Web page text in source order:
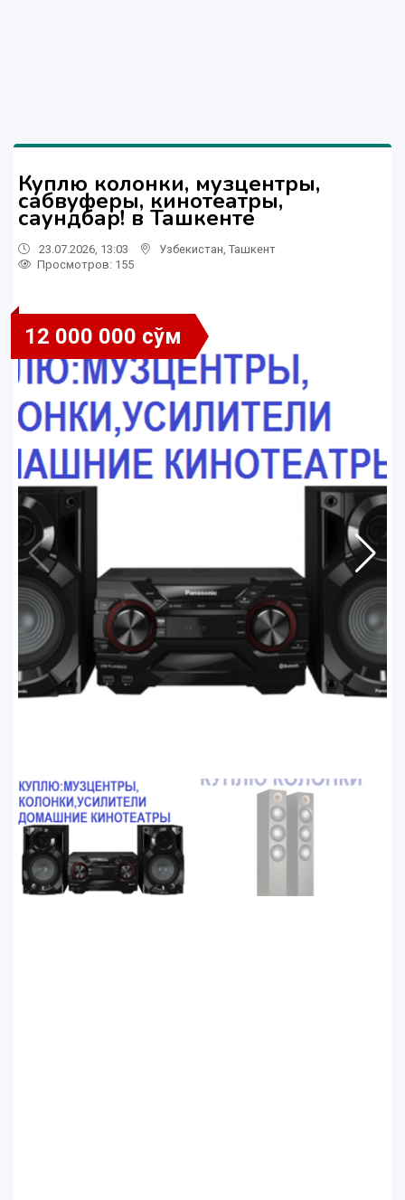
Куплю колонки, музцентры,
сабвуферы, кинотеатры,
саундбар! в Ташкенте
23.07.2026, 13:03 Узбекистан Ташкент
Просмотров: 155
12 000 000 сўм